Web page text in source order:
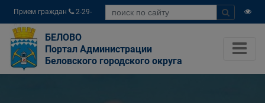
Прием граждан
2-29-
04
БЕЛОВО
Портал Администрации
Беловского городского округа